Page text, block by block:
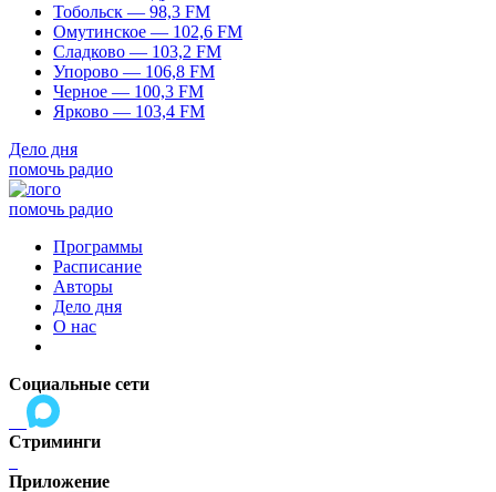
Тобольск — 98,3 FM
Омутинское — 102,6 FM
Сладково — 103,2 FM
Упорово — 106,8 FM
Черное — 100,3 FM
Ярково — 103,4 FM
Дело дня
помочь радио
помочь радио
Программы
Расписание
Авторы
Дело дня
О нас
Социальные сети
Стриминги
Приложение